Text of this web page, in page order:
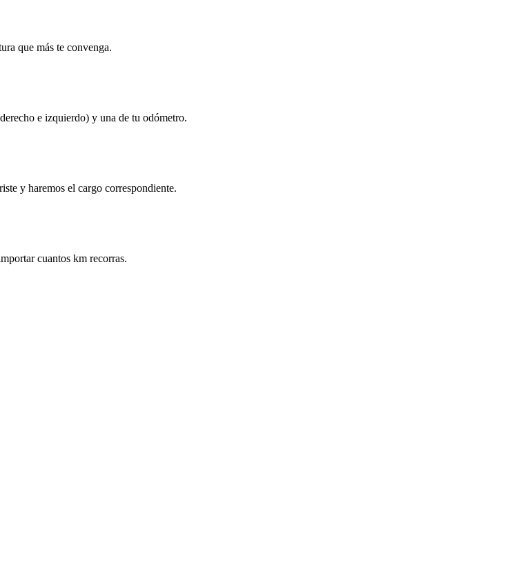
que más te convenga.
e izquierdo) y una de tu odómetro.
y haremos el cargo correspondiente.
cuantos km recorras.